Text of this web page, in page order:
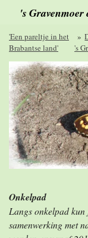
naar
de
's
'Een pareltje in het
Brabantse land'
»
's
Onkelpad
Langs onkelpad
samenwerking met